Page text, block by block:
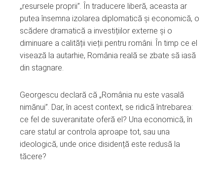
„resursele proprii”. În traducere liberă, aceasta ar
putea însemna izolarea diplomatică și economică, o
scădere dramatică a investițiilor externe și o
diminuare a calității vieții pentru români. În timp ce el
visează la autarhie, România reală se zbate să iasă
din stagnare.
Georgescu declară că „România nu este vasală
nimănui”. Dar, în acest context, se ridică întrebarea:
ce fel de suveranitate oferă el? Una economică, în
care statul ar controla aproape tot, sau una
ideologică, unde orice disidență este redusă la
tăcere?